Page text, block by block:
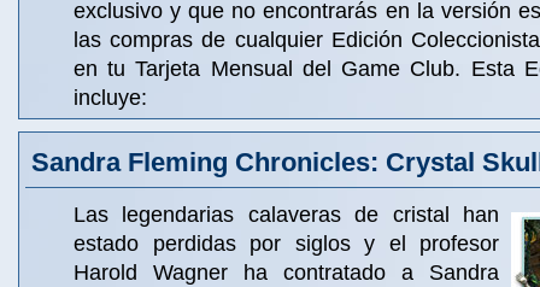
exclusivo y que no encontrarás en la versión
las compras de cualquier Edición
en tu Tarjeta Mensual del Game Club. Esta
incluye:
Sandra Fleming Chronicles: Crystal
Las legendarias calaveras de cristal han
estado perdidas por siglos y el profesor
Harold Wagner ha contratado a Sandra